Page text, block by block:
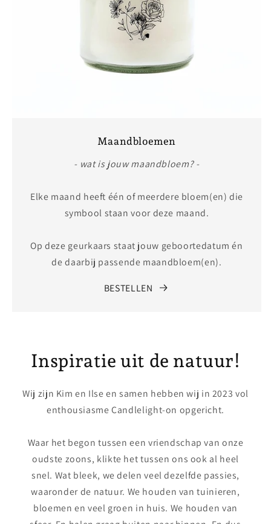
Maandbloemen
- wat is jouw maandbloem? -
Elke maand heeft één of meerdere bloem(en) die
symbool staan voor deze maand.
Op deze geurkaars staat jouw geboortedatum én
de daarbij passende maandbloem(en).
BESTELLEN
Inspiratie uit de natuur!
Wij zijn Kim en Ilse en samen hebben wij in 2023 vol
enthousiasme Candlelight-on opgericht.
Waar het begon tussen een vriendschap van onze
oudste zoons, klikte het tussen ons ook al heel
snel. Wat bleek, we delen veel dezelfde passies,
waaronder de natuur. We houden van tuinieren,
bloemen en veel groen in huis. We houden van